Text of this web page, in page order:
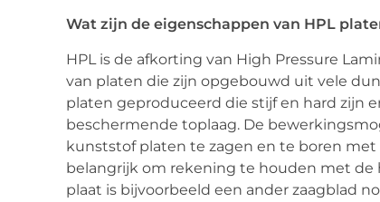
Wat zijn de eigenschappen van HPL
HPL is de afkorting van High Pressure
van platen die zijn opgebouwd uit vele
platen geproduceerd die stijf en hard zijn
beschermende toplaag. De
kunststof platen te zagen en te boren
belangrijk om rekening te houden met de
plaat is bijvoorbeeld een ander zaagblad